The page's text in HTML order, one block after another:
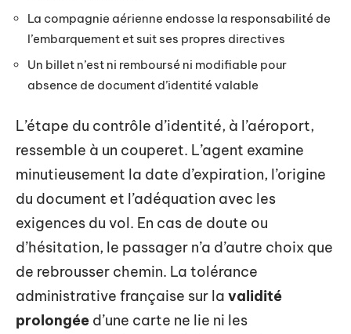
La compagnie aérienne endosse la responsabilité de
l’embarquement et suit ses propres directives
Un billet n’est ni remboursé ni modifiable pour
absence de document d’identité valable
L’étape du contrôle d’identité, à l’aéroport,
ressemble à un couperet. L’agent examine
minutieusement la date d’expiration, l’origine
du document et l’adéquation avec les
exigences du vol. En cas de doute ou
d’hésitation, le passager n’a d’autre choix que
de rebrousser chemin. La tolérance
administrative française sur la validité
prolongée d’une carte ne lie ni les